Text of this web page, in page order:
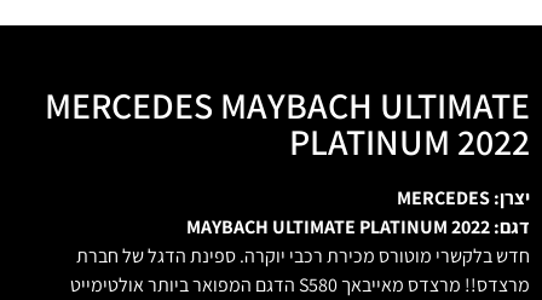
MERCEDES MAYBACH ULTIMATE
PLATINUM 2022
יצרן: MERCEDES
דגם: MAYBACH ULTIMATE PLATINUM 2022
חדש בלקשרי מוטורס מכירת רכבי יוקרה. ספינת הדגל של חברת
מרצדס!! מרצדס מאייבאך S580 הדגם המפואר ביותר אולטימייט